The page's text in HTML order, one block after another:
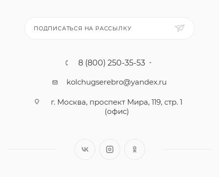
ПОДПИСАТЬСЯ НА РАССЫЛКУ
8 (800) 250-35-53
kolchugserebro@yandex.ru
г. Москва, проспект Мира, 119, стр. 1
(офис)